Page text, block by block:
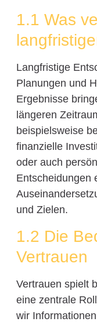
1.1 Was
Langfristige
Planungen und
Ergebnisse
längeren
beispielsweise
finanzielle
oder auch
Entscheidungen
und Zielen.
1.2 Die
Vertrauen
Vertrauen spielt
eine zentrale
wir